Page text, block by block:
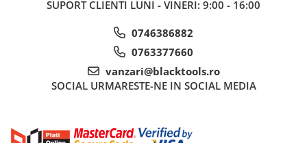
Tubulare de impact 1"
Tubulare de impact 1/2
Tubulare de impact 3/4
Tubulare 1/2 bihexagonale
Tubulare 3/4
SUPORT CLIENTI LUNI - VINERI: 9:00 - 16:00
0746386882
0763377660
vanzari@blacktools.ro
SOCIAL URMARESTE-NE IN SOCIAL MEDIA